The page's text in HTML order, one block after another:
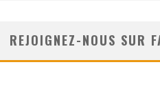
REJOIGNEZ-NOUS SUR